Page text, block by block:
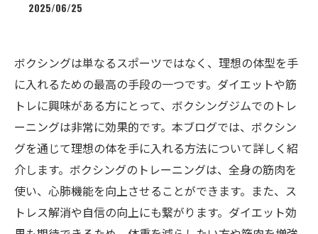
2025/06/25
ボクシングは単なるスポーツではなく、理想の体型を手
に入れるための最高の手段の一つです。ダイエットや筋
トレに興味がある方にとって、ボクシングジムでのトレ
ーニングは非常に効果的です。本ブログでは、ボクシン
グを通じて理想の体を手に入れる方法について詳しく紹
介します。ボクシングのトレーニングは、全身の筋肉を
使い、心肺機能を向上させることができます。また、ス
トレス解消や自信の向上にも繋がります。ダイエット効